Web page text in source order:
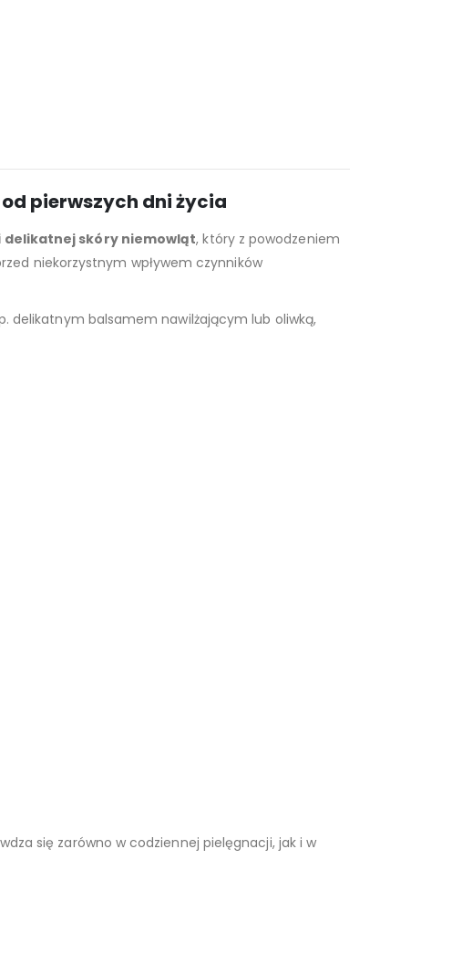
pierwszych dni życia
delikatnej skóry niemowląt, który z powodzeniem
niekorzystnym wpływem czynników
delikatnym balsamem nawilżającym lub oliwką,
się zarówno w codziennej pielęgnacji, jak i w